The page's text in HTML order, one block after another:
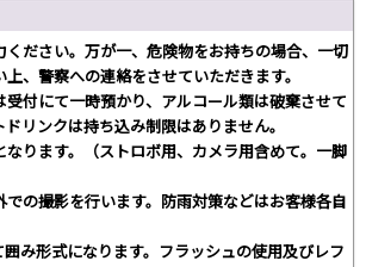
ください。万が一、危険物をお持ちの場合、一切
、警察への連絡をさせていただきます。
受付にて一時預かり、アルコール類は破棄させて
リンクは持ち込み制限はありません。
なります。（ストロボ用、カメラ用含めて。一脚
での撮影を行います。防雨対策などはお客様各自
囲み形式になります。フラッシュの使用及びレフ